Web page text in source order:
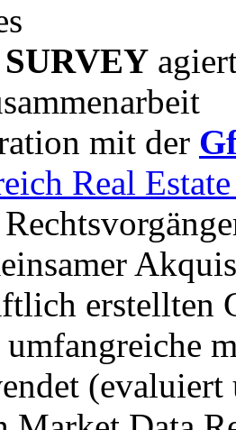
mit der
Real
erstellten
umfangreiche